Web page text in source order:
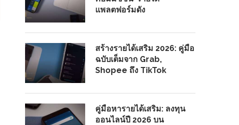
แพลตฟอร์มดัง
สร้างรายได้เสริม 2026: คู่มือ
ฉบับเต็มจาก Grab,
Shopee ถึง TikTok
คู่มือหารายได้เสริม: ลงทุน
ออนไลน์ปี 2026 บน